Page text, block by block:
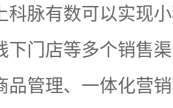
科脉有数可以实现
下门店等多个销售
品管理、一体化营